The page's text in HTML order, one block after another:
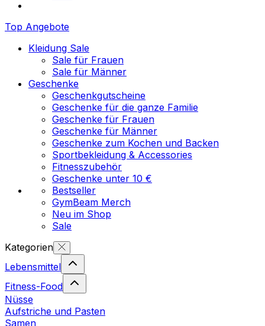
Top Angebote
Kleidung Sale
Sale für Frauen
Sale für Männer
Geschenke
Geschenkgutscheine
Geschenke für die ganze Familie
Geschenke für Frauen
Geschenke für Männer
Geschenke zum Kochen und Backen
Sportbekleidung & Accessories
Fitnesszubehör
Geschenke unter 10 €
Bestseller
GymBeam Merch
Neu im Shop
Sale
Kategorien
Lebensmittel
Fitness-Food
Nüsse
Aufstriche und Pasten
Samen